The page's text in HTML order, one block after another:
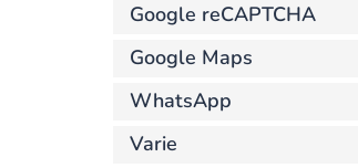
Google reCAPTCHA
Google Maps
WhatsApp
Varie